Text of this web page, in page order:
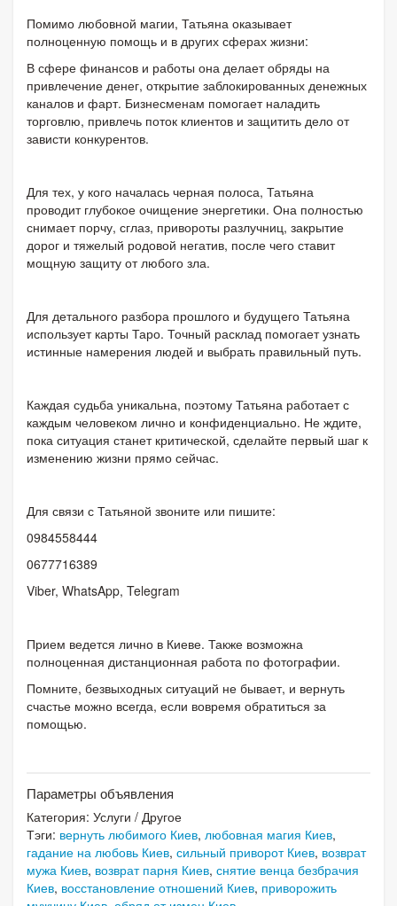
Помимо любовной магии, Татьяна оказывает
полноценную помощь и в других сферах жизни:
В сфере финансов и работы она делает обряды на
привлечение денег, открытие заблокированных денежных
каналов и фарт. Бизнесменам помогает наладить
торговлю, привлечь поток клиентов и защитить дело от
зависти конкурентов.
Для тех, у кого началась черная полоса, Татьяна
проводит глубокое очищение энергетики. Она полностью
снимает порчу, сглаз, привороты разлучниц, закрытие
дорог и тяжелый родовой негатив, после чего ставит
мощную защиту от любого зла.
Для детального разбора прошлого и будущего Татьяна
использует карты Таро. Точный расклад помогает узнать
истинные намерения людей и выбрать правильный путь.
Каждая судьба уникальна, поэтому Татьяна работает с
каждым человеком лично и конфиденциально. Не ждите,
пока ситуация станет критической, сделайте первый шаг к
изменению жизни прямо сейчас.
Для связи с Татьяной звоните или пишите:
0984558444
0677716389
Viber, WhatsApp, Telegram
Прием ведется лично в Киеве. Также возможна
полноценная дистанционная работа по фотографии.
Помните, безвыходных ситуаций не бывает, и вернуть
счастье можно всегда, если вовремя обратиться за
помощью.
Параметры объявления
Категория: Услуги / Другое
Тэги: вернуть любимого Киев, любовная магия Киев,
гадание на любовь Киев, сильный приворот Киев, возврат
мужа Киев, возврат парня Киев, снятие венца безбрачия
Киев, восстановление отношений Киев, приворожить